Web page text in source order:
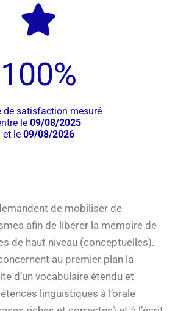
100%
de satisfaction mesuré
le 09/08/2025
et le 09/08/2026
de mobiliser de
afin de libérer la mémoire de
de haut niveau (conceptuelles).
au premier plan la
d’un vocabulaire étendu et
linguistiques à l’orale